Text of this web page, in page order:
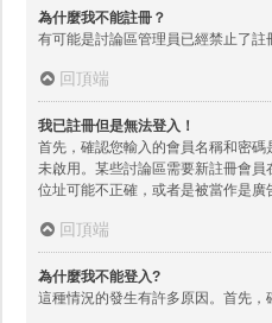
為什麼我不能註冊？
有可能是討論區管理員已經禁止了註
回頂端
我已註冊但是無法登入！
首先，確認您輸入的會員名稱和密
未啟用。某些討論區需要新註冊會
位址可能不正確，或者是被當作是廣
回頂端
為什麼我不能登入?
這種情況的發生有許多原因。首先